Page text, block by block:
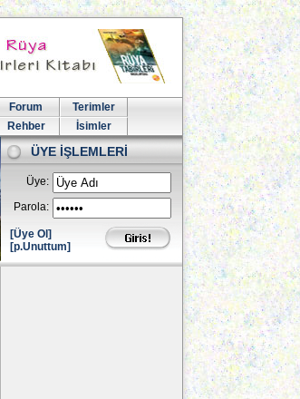
Forum
Terimler
Rehber İsimler
ÜYE İŞLEMLERİ
Üye:
Parola:
[Üye Ol]
[p.Unuttum]